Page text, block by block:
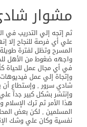
مشوار
ثم إتجه إلي التدريب في
علي أي فرصة للنجاح إلا
المسرح وتظل لفترة
واجهه ضغوط من الأهل
في أي مجال عمل للحياة
وإتجاة إلي عمل
وإنتشر بشكل كبير جدآ
هذا الأمر ثم ترك
المسلمين , لكن بعض
نفسية وكان علي وشك